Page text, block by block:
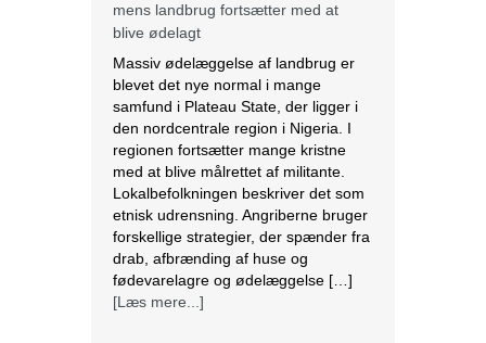
mens landbrug fortsætter med at
blive ødelagt
Massiv ødelæggelse af landbrug er
blevet det nye normal i mange
samfund i Plateau State, der ligger i
den nordcentrale region i Nigeria. I
regionen fortsætter mange kristne
med at blive målrettet af militante.
Lokalbefolkningen beskriver det som
etnisk udrensning. Angriberne bruger
forskellige strategier, der spænder fra
drab, afbrænding af huse og
fødevarelagre og ødelæggelse […]
[Læs mere...]